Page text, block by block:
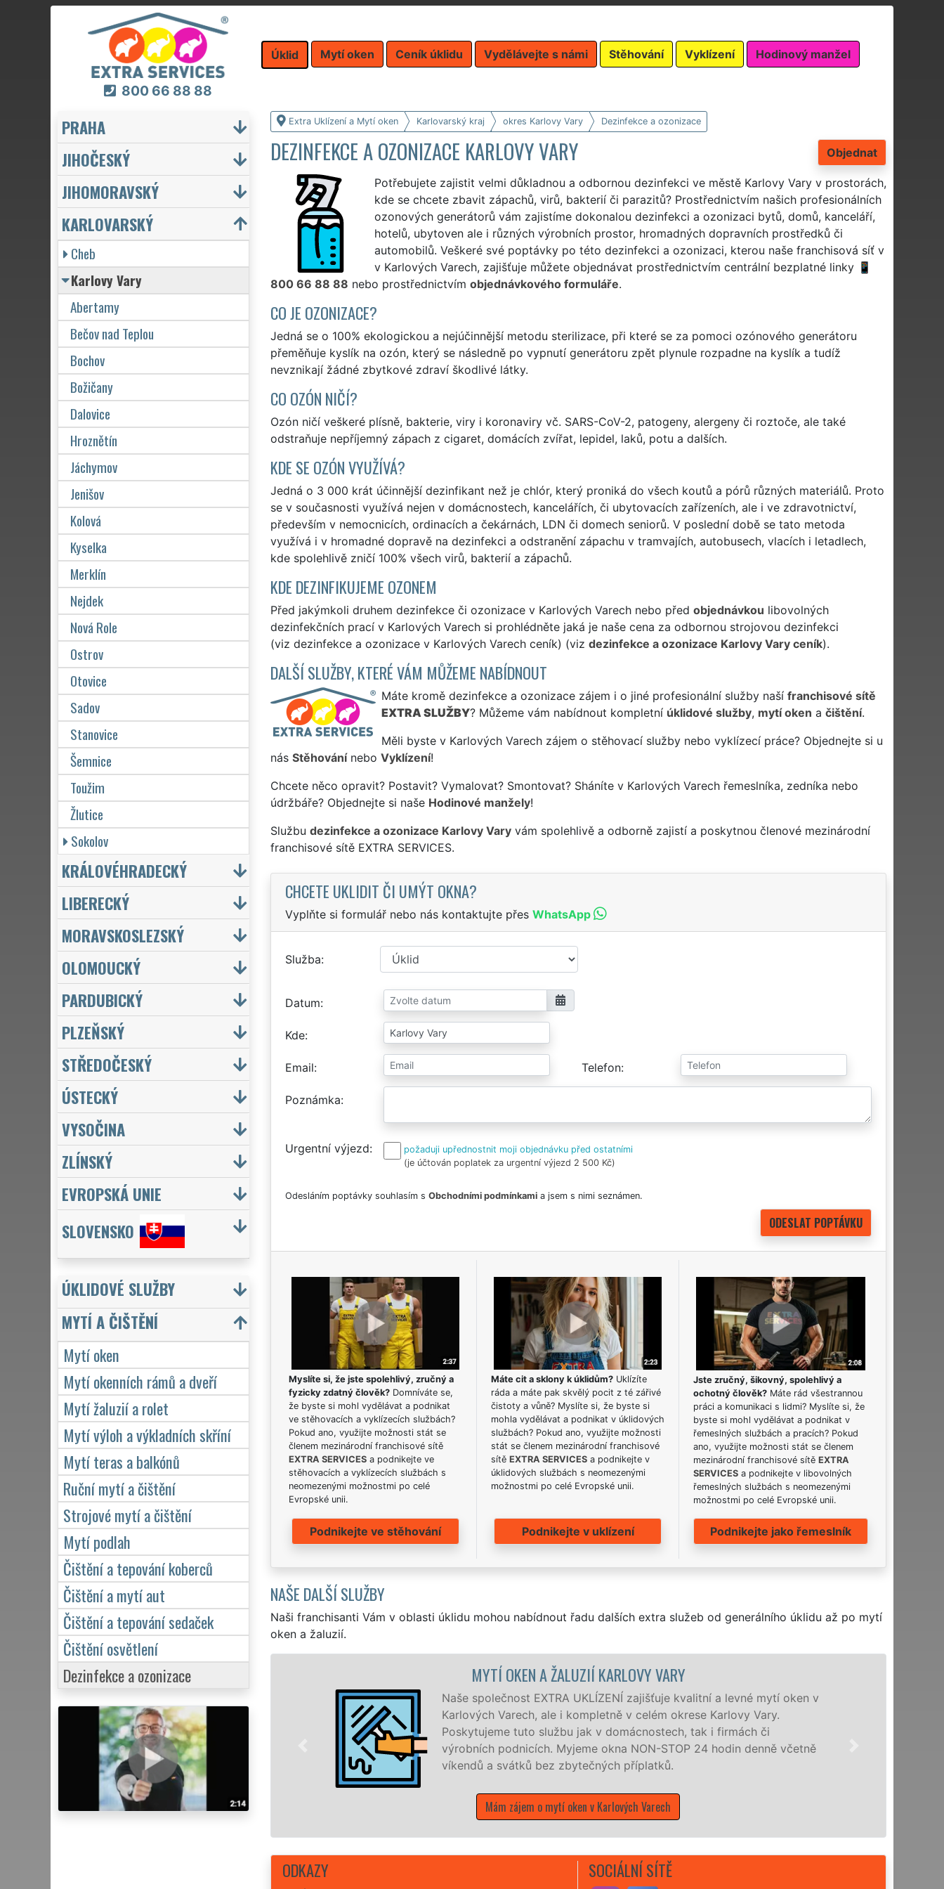
800 66 88 88
Úklid Mytí oken Ceník úklidu Vydělávejte s námi Stěhování Vyklízení Hodinový manžel
Extra Uklízení a Mytí oken Karlovarský kraj okres Karlovy Vary Dezinfekce a ozonizace
Objednat
DEZINFEKCE A OZONIZACE KARLOVY VARY
Potřebujete zajistit velmi důkladnou a odbornou dezinfekci ve městě Karlovy Vary v prostorách,
kde se chcete zbavit zápachů, virů, bakterií či parazitů? Prostřednictvím našich profesionálních
ozonových generátorů vám zajistíme dokonalou dezinfekci a ozonizaci bytů, domů, kanceláří,
hotelů, ubytoven ale i různých výrobních prostor, hromadných dopravních prostředků či
automobilů. Veškeré své poptávky po této dezinfekci a ozonizaci, kterou naše franchisová síť v
v Karlových Varech, zajišťuje můžete objednávat prostřednictvím centrální bezplatné linky
800 66 88 88 nebo prostřednictvím objednávkového formuláře.
CO JE OZONIZACE?
Jedná se o 100% ekologickou a nejúčinnější metodu sterilizace, při které se za pomoci ozónového generátoru
přeměňuje kyslík na ozón, který se následně po vypnutí generátoru zpět plynule rozpadne na kyslík a tudíž
nevznikají žádné zbytkové zdraví škodlivé látky.
CO OZÓN NIČÍ?
Ozón ničí veškeré plísně, bakterie, viry i koronaviry vč. SARS-CoV-2, patogeny, alergeny či roztoče, ale také
odstraňuje nepříjemný zápach z cigaret, domácích zvířat, lepidel, laků, potu a dalších.
KDE SE OZÓN VYUŽÍVÁ?
Jedná o 3 000 krát účinnější dezinfikant než je chlór, který proniká do všech koutů a pórů různých materiálů. Proto
se v současnosti využívá nejen v domácnostech, kancelářích, či ubytovacích zařízeních, ale i ve zdravotnictví,
především v nemocnicích, ordinacích a čekárnách, LDN či domech seniorů. V poslední době se tato metoda
využívá i v hromadné dopravě na dezinfekci a odstranění zápachu v tramvajích, autobusech, vlacích i letadlech,
kde spolehlivě zničí 100% všech virů, bakterií a zápachů.
KDE DEZINFIKUJEME OZONEM
Před jakýmkoli druhem dezinfekce či ozonizace v Karlových Varech nebo před objednávkou libovolných
dezinfekčních prací v Karlových Varech si prohlédněte jaká je naše cena za odbornou strojovou dezinfekci
(viz dezinfekce a ozonizace v Karlových Varech ceník) (viz dezinfekce a ozonizace Karlovy Vary ceník).
DALŠÍ SLUŽBY, KTERÉ VÁM MŮŽEME NABÍDNOUT
Máte kromě dezinfekce a ozonizace zájem i o jiné profesionální služby naší franchisové sítě
EXTRA SLUŽBY? Můžeme vám nabídnout kompletní úklidové služby, mytí oken a čištění.
Měli byste v Karlových Varech zájem o stěhovací služby nebo vyklízecí práce? Objednejte si u
nás Stěhovánínebo Vyklízení!
Chcete něco opravit? Postavit? Vymalovat? Smontovat? Sháníte v Karlových Varech řemeslníka, zedníka nebo
údržbáře? Objednejte si naše Hodinové manžely!
Službu dezinfekce a ozonizace Karlovy Varyvám spolehlivě a odborně zajistí a poskytnou členové mezinárodní
franchisové sítě EXTRA SERVICES.
CHCETE UKLIDIT ČI UMÝT OKNA?
Vyplňte si formulář nebo nás kontaktujte přes WhatsApp
Služba
Datum
Kde
Email Telefon
Poznámka
Urgentní výjezd
požaduji upřednostnit moji objednávku před ostatními
(je účtován poplatek za urgentní výjezd 2 500 Kč)
Odesláním poptávky souhlasím s Obchodními podmínkamia jsem s nimi seznámen.
Myslíte si, že jste spolehlivý, zručný a
fyzicky zdatný člověk?Domníváte se,
že byste si mohl vydělávat a podnikat
ve stěhovacích a vyklízecích službách?
Pokud ano, využijte možnosti stát se
členem mezinárodní franchisové sítě
EXTRA SERVICESa podnikejte ve
stěhovacích a vyklízecích službách s
neomezenými možnostmi po celé
Evropské unii.
Podnikejte ve stěhování
Máte cit a sklony k úklidům?Uklízíte
ráda a máte pak skvělý pocit z té zářivé
čistoty a vůně? Myslíte si, že byste si
mohla vydělávat a podnikat v úklidových
službách? Pokud ano, využijte možnosti
stát se členem mezinárodní franchisové
sítě EXTRA SERVICESa podnikejte v
úklidových službách s neomezenými
možnostmi po celé Evropské unii.
Podnikejte v uklízení
Jste zručný, šikovný, spolehlivý a
ochotný člověk? Máte rád všestrannou
práci a komunikaci s lidmi? Myslíte si, že
byste si mohl vydělávat a podnikat v
řemeslných službách a pracích? Pokud
ano, využijte možnosti stát se členem
mezinárodní franchisové sítěEXTRA
SERVICES a podnikejte v libovolných
řemeslných službách s neomezenými
možnostmi po celé Evropské unii.
Podnikejte jako řemeslník
NAŠE DALŠÍ SLUŽBY
Naši franchisanti Vám v oblasti úklidu mohou nabídnout řadu dalších extra služeb od generálního úklidu až po mytí
oken a žaluzií.
MYTÍ OKEN A ŽALUZIÍ KARLOVY VARY
Naše společnost EXTRA UKLÍZENÍ zajišťuje kvalitní a levné mytí oken v
Karlových Varech, ale i kompletně v celém okrese Karlovy Vary.
Poskytujeme tuto službu jak v domácnostech, tak i firmách či
výrobních podnicích. Myjeme okna NON-STOP 24 hodin denně včetně
víkendů a svátků bez zbytečných příplatků.
Mám zájem o mytí oken v Karlových Varech
ODKAZY SOCIÁLNÍ SÍTĚ
PRAHA
JIHOČESKÝ
JIHOMORAVSKÝ
KARLOVARSKÝ
Cheb
Karlovy Vary
Abertamy
Bečov nad Teplou
Bochov
Božičany
Dalovice
Hroznětín
Jáchymov
Jenišov
Kolová
Kyselka
Merklín
Nejdek
Nová Role
Ostrov
Otovice
Sadov
Stanovice
Šemnice
Toužim
Žlutice
Sokolov
KRÁLOVÉHRADECKÝ
LIBERECKÝ
MORAVSKOSLEZSKÝ
OLOMOUCKÝ
PARDUBICKÝ
PLZEŇSKÝ
STŘEDOČESKÝ
ÚSTECKÝ
VYSOČINA
ZLÍNSKÝ
EVROPSKÁ UNIE
SLOVENSKO
ÚKLIDOVÉ SLUŽBY
MYTÍ A ČIŠTĚNÍ
Mytí oken
Mytí okenních rámů a dveří
Mytí žaluzií a rolet
Mytí výloh a výkladních skříní
Mytí teras a balkónů
Ruční mytí a čištění
Strojové mytí a čištění
Mytí podlah
Čištění a tepování koberců
Čištění a mytí aut
Čištění a tepování sedaček
Čištění osvětlení
Dezinfekce a ozonizace